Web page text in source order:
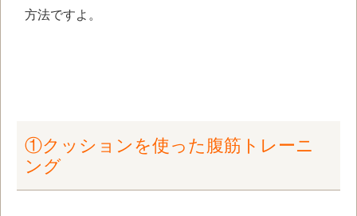
方法ですよ。
①クッションを使った腹筋トレーニ
ング